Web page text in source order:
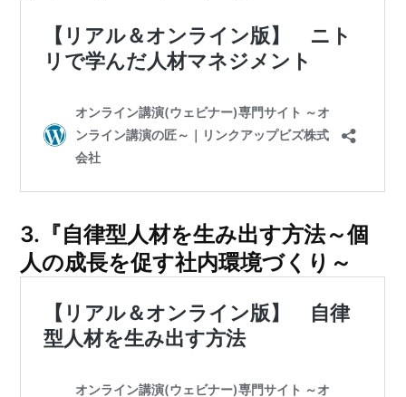
3. 『自律型人材を生み出す方法～個
人の成長を促す社内環境づくり～